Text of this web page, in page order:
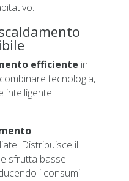
efficiente in
tecnologia,
intelligente
Distribuisce il
sfrutta basse
i consumi.